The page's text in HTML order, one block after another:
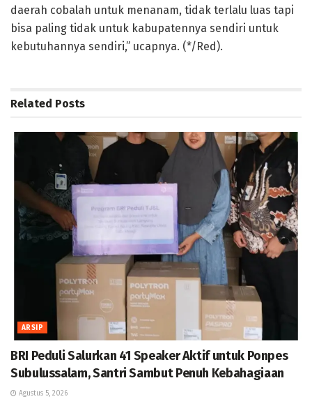
daerah cobalah untuk menanam, tidak terlalu luas tapi
bisa paling tidak untuk kabupatennya sendiri untuk
kebutuhannya sendiri,” ucapnya. (*/Red).
Related Posts
ARSIP
BRI Peduli Salurkan 41 Speaker Aktif untuk Ponpes
Subulussalam, Santri Sambut Penuh Kebahagiaan
Agustus 5, 2026